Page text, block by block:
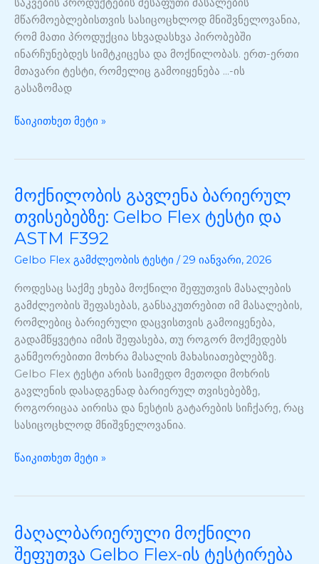
საკვების პროდუქტების შესაფუთი მასალების
მწარმოებლებისთვის სასიცოცხლოდ მნიშვნელოვანია,
რომ მათი პროდუქცია სხვადასხვა პირობებში
ინარჩუნებდეს სიმტკიცესა და მოქნილობას. ერთ-ერთი
მთავარი ტესტი, რომელიც გამოიყენება ...-ის
გასაზომად
წაიკითხეთ მეტი »
მოქნილობის გავლენა ბარიერულ
თვისებებზე: Gelbo Flex ტესტი და
ASTM F392
Gelbo Flex გამძლეობის ტესტი /29 იანვარი, 2026
როდესაც საქმე ეხება მოქნილი შეფუთვის მასალების
გამძლეობის შეფასებას, განსაკუთრებით იმ მასალების,
რომლებიც ბარიერული დაცვისთვის გამოიყენება,
გადამწყვეტია იმის შეფასება, თუ როგორ მოქმედებს
განმეორებითი მოხრა მასალის მახასიათებლებზე.
Gelbo Flex ტესტი არის საიმედო მეთოდი მოხრის
გავლენის დასადგენად ბარიერულ თვისებებზე,
როგორიცაა აირისა და ნესტის გატარების სიჩქარე, რაც
სასიცოცხლოდ მნიშვნელოვანია.
მოქნილობის
გავლენა
ბარიერულ
თვისებებზე:
Gelbo
ტესტი
და
ASTM
F392
წაიკითხეთ მეტი »
მაღალბარიერული მოქნილი
შეფუთვა Gelbo Flex-ის ტესტირება
მაღალბარიერული
მოქნილი